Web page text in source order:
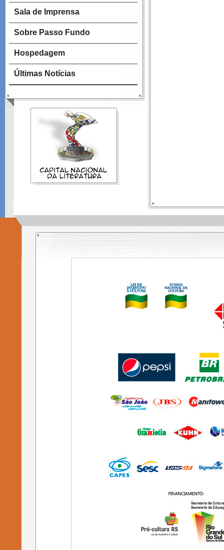
Sala de Imprensa
Sobre Passo Fundo
Hospedagem
Últimas Notícias